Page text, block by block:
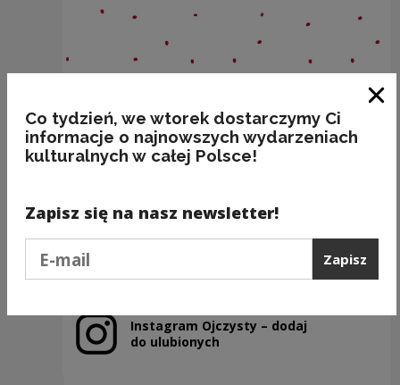
BAKALIE
Poprzedni slajd
Następny slajd
Instagram Ojczysty – dodaj
do ulubionych
Uwaga, link zostanie otwarty w nowym oknie
Co tydzień, we wtorek dostarczymy Ci
informacje o najnowszych wydarzeniach
kulturalnych w całej Polsce!
Zapisz się na nasz newsletter!
Zapisz